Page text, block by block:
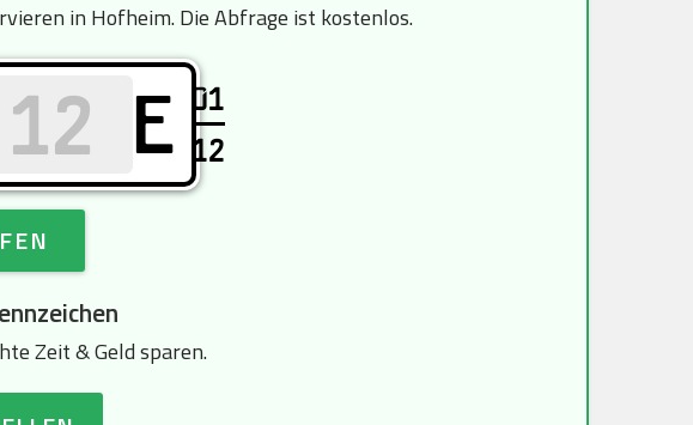
in Hofheim. Die Abfrage ist kostenlos.
E
01
12
Zeit & Geld sparen.